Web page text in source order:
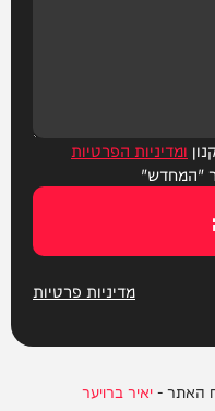
ומדיניות הפרטיות
"המחדש"
מדיניות פרטיות
האתר -יאיר ברויער